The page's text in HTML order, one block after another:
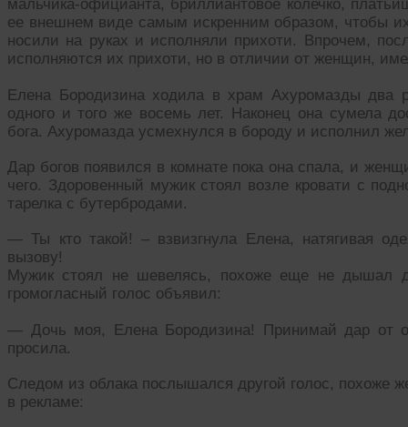
мальчика-официанта, бриллиантовое колечко,
ее внешнем виде самым искренним образом, чтобы
носили на руках и исполняли прихоти. Впрочем,
исполняются их прихоти, но в отличии от женщин,
Елена Бородизина ходила в храм Ахуромазды два
одного и того же восемь лет. Наконец она сумела
бога. Ахуромазда усмехнулся в бороду и исполнил
Дар богов появился в комнате пока она спала, и
чего. Здоровенный мужик стоял возле кровати с
тарелка с бутербродами.
— Ты кто такой! – взвизгнула Елена, натягивая
вызову!
Мужик стоял не шевелясь, похоже еще не дышал
громогласный голос объявил:
— Дочь моя, Елена Бородизина! Принимай дар от
просила.
Следом из облака послышался другой голос, похоже
в рекламе: